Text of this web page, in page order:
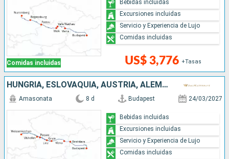
Comidas incluidas US$ 3,776 +Tasas
Bebidas incluidas
Excursiones incluidas
Servicio y Experiencia de Lujo
Comidas incluidas
HUNGRÍA, ESLOVAQUIA, AUSTRIA, ALEMANIA
Amasonata 8 d Budapest 24/03/2027
Bebidas incluidas
Excursiones incluidas
Servicio y Experiencia de Lujo
Comidas incluidas